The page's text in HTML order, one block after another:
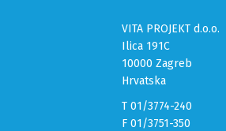
VITA PROJEKT d.o.o.
Ilica 191C
10000 Zagreb
Hrvatska
T 01/3774-240
F 01/3751-350